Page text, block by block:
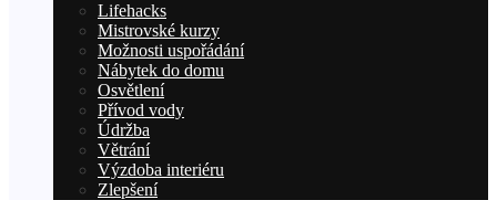
Lifehacks
Mistrovské kurzy
Možnosti uspořádání
Nábytek do domu
Osvětlení
Přívod vody
Údržba
Větrání
Výzdoba interiéru
Zlepšení